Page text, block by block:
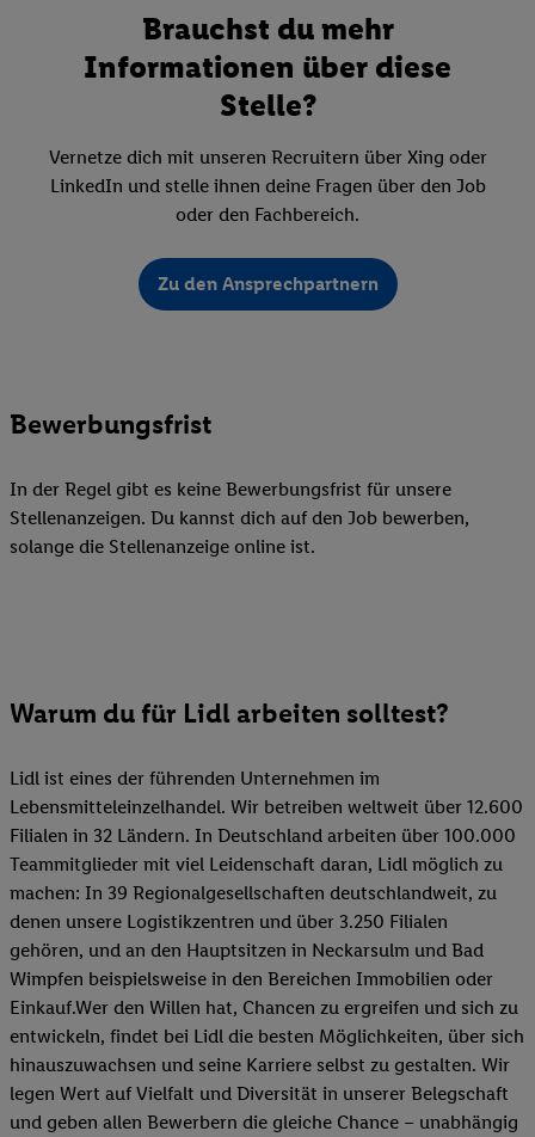
Brauchst du mehr
Informationen über diese
Stelle?
Vernetze dich mit unseren Recruitern über Xing oder
LinkedIn und stelle ihnen deine Fragen über den Job
oder den Fachbereich.
Zu den Ansprechpartnern
Bewerbungsfrist
In der Regel gibt es keine Bewerbungsfrist für unsere
Stellenanzeigen. Du kannst dich auf den Job bewerben,
solange die Stellenanzeige online ist.
Warum du für Lidl arbeiten solltest?
Lidl ist eines der führenden Unternehmen im
Lebensmitteleinzelhandel. Wir betreiben weltweit über 12.600
Filialen in 32 Ländern. In Deutschland arbeiten über 100.000
Teammitglieder mit viel Leidenschaft daran, Lidl möglich zu
machen: In 39 Regionalgesellschaften deutschlandweit, zu
denen unsere Logistikzentren und über 3.250 Filialen
gehören, und an den Hauptsitzen in Neckarsulm und Bad
Wimpfen beispielsweise in den Bereichen Immobilien oder
Einkauf.Wer den Willen hat, Chancen zu ergreifen und sich zu
entwickeln, findet bei Lidl die besten Möglichkeiten, über sich
hinauszuwachsen und seine Karriere selbst zu gestalten. Wir
legen Wert auf Vielfalt und Diversität in unserer Belegschaft
und geben allen Bewerbern die gleiche Chance – unabhängig